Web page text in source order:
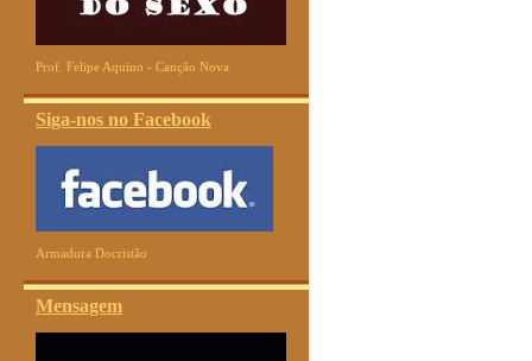
Prof. Felipe Aquino - Canção Nova
Siga-nos no Facebook
Armadura Docristão
Mensagem